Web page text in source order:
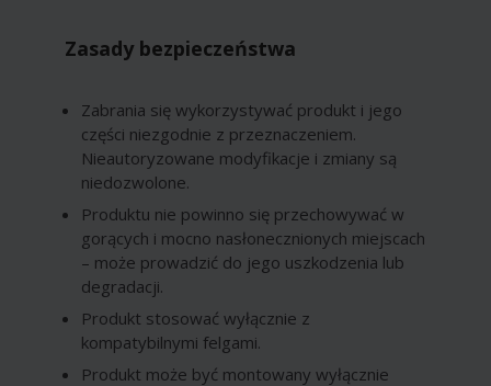
Zasady bezpieczeństwa
Zabrania się wykorzystywać produkt i jego
części niezgodnie z przeznaczeniem.
Nieautoryzowane modyfikacje i zmiany są
niedozwolone.
Produktu nie powinno się przechowywać w
gorących i mocno nasłonecznionych miejscach
– może prowadzić do jego uszkodzenia lub
degradacji.
Produkt stosować wyłącznie z
kompatybilnymi felgami.
Produkt może być montowany wyłącznie